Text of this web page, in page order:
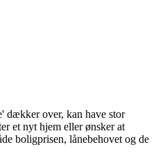
dækker over, kan have stor
et nyt hjem eller ønsker at
boligprisen, lånebehovet og de